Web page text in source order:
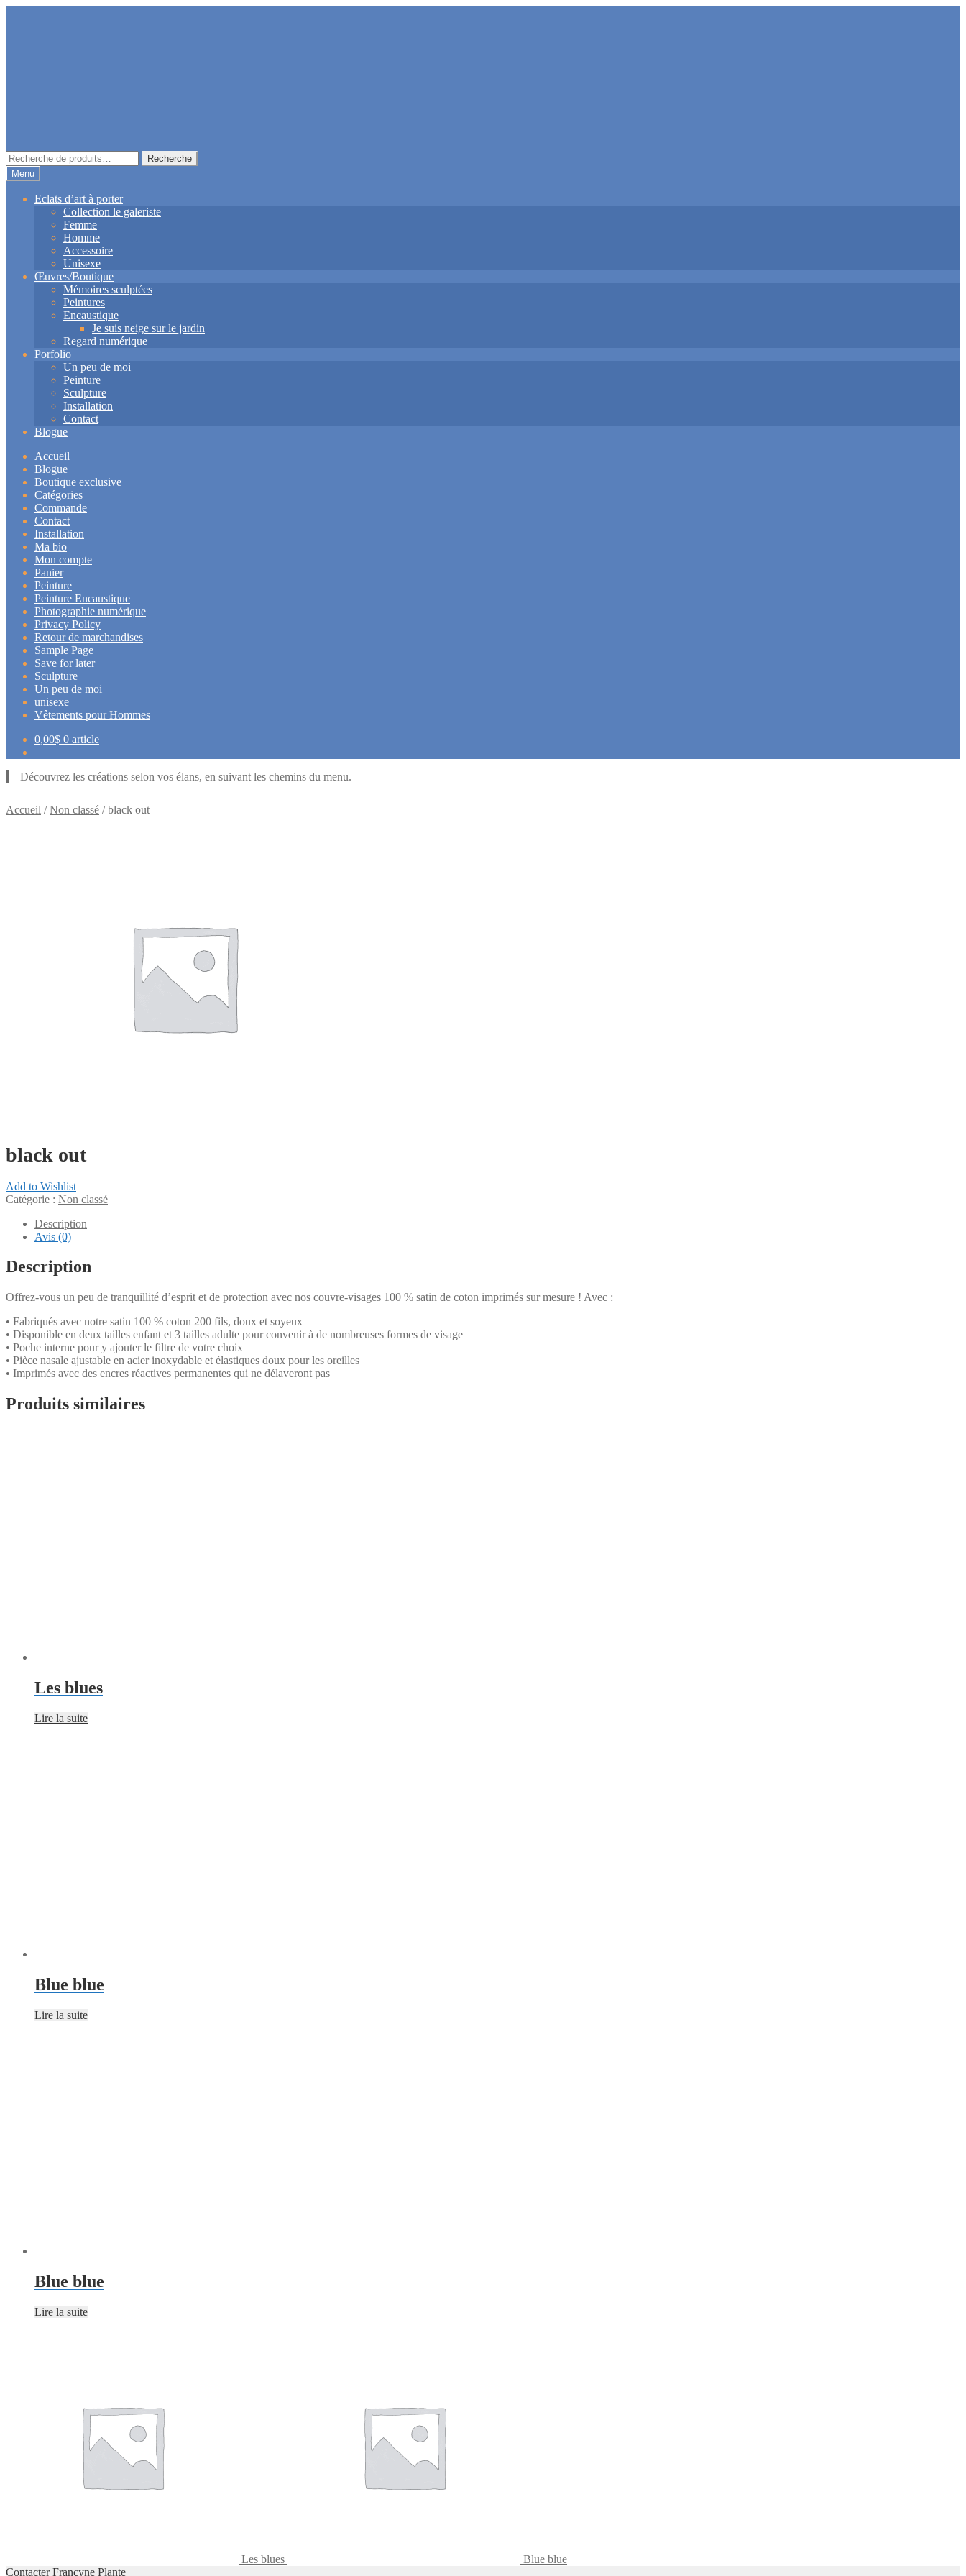
Recherche
pour :
Recherche
Menu
Eclats d’art à porter
Collection le galeriste
Femme
Homme
Accessoire
Unisexe
Œuvres/Boutique
Mémoires sculptées
Peintures
Encaustique
Je suis neige sur le jardin
Regard numérique
Porfolio
Un peu de moi
Peinture
Sculpture
Installation
Contact
Blogue
Accueil
Blogue
Boutique exclusive
Catégories
Commande
Contact
Installation
Ma bio
Mon compte
Panier
Peinture
Peinture Encaustique
Photographie numérique
Privacy Policy
Retour de marchandises
Sample Page
Save for later
Sculpture
Un peu de moi
unisexe
Vêtements pour Hommes
0,00$ 0 article
Découvrez les créations selon vos élans, en suivant les chemins du menu.
Accueil /Non classé /black out
black out
Add to Wishlist
Catégorie : Non classé
Description
Avis (0)
Description
Offrez-vous un peu de tranquillité d’esprit et de protection avec nos couvre-visages 100 % satin de coton imprimés sur mesure ! Avec :
• Fabriqués avec notre satin 100 % coton 200 fils, doux et soyeux
• Disponible en deux tailles enfant et 3 tailles adulte pour convenir à de nombreuses formes de visage
• Poche interne pour y ajouter le filtre de votre choix
• Pièce nasale ajustable en acier inoxydable et élastiques doux pour les oreilles
• Imprimés avec des encres réactives permanentes qui ne délaveront pas
Produits similaires
Les blues
Lire la suite
Blue blue
Lire la suite
Blue blue
Lire la suite
Les blues
Blue blue
Contacter Francyne Plante